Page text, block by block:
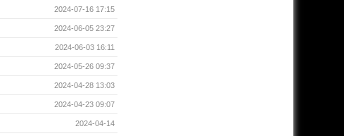
2024-07-16 17:15
2024-06-05 23:27
2024-06-03 16:11
2024-05-26 09:37
2024-04-28 13:03
2024-04-23 09:07
2024-04-14